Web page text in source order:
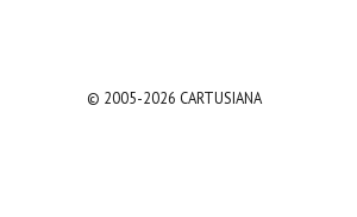
© 2005-2026 CARTUSIANA